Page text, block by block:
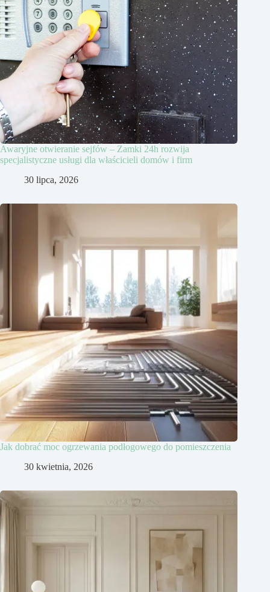
Awaryjne otwieranie sejfów – Zamki 24h rozwija
specjalistyczne usługi dla właścicieli domów i firm
30 lipca, 2026
Jak dobrać moc ogrzewania podłogowego do pomieszczenia
30 kwietnia, 2026